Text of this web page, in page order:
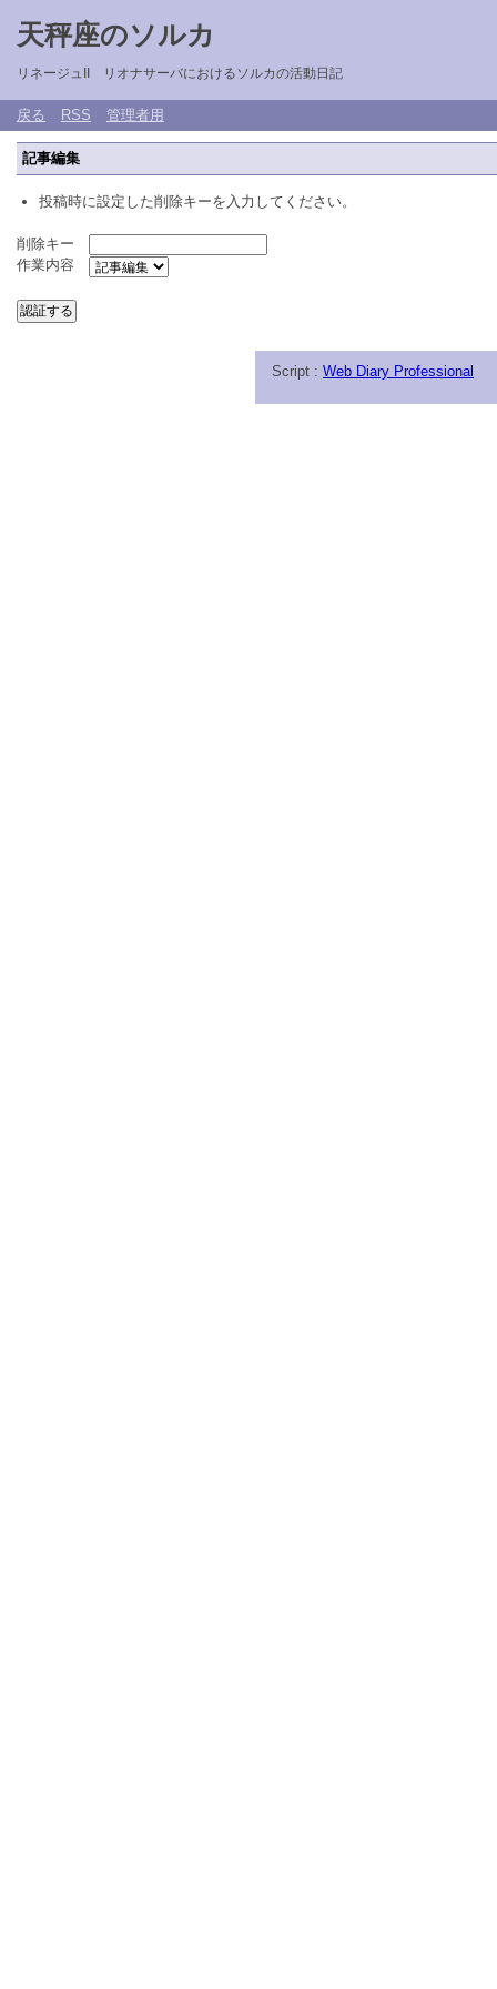
天秤座のソルカ
リネージュII リオナサーバにおけるソルカの活動日記
戻る RSS 管理者用
記事編集
投稿時に設定した削除キーを入力してください。
削除キー
作業内容
Script : Web Diary Professional